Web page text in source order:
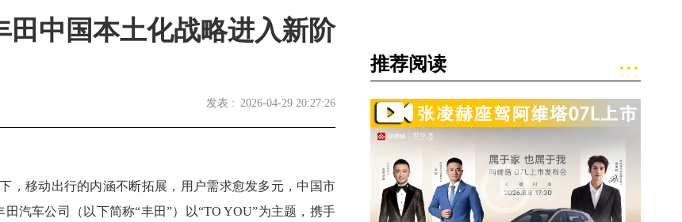
中国本土化战略进入新阶
发表 : 2026-04-29 20:27:26
，移动出行的内涵不断拓展，用户需求愈发多元，中国市
汽车公司（以下简称“丰田”）以“TO YOU”为主题，携手
推荐阅读